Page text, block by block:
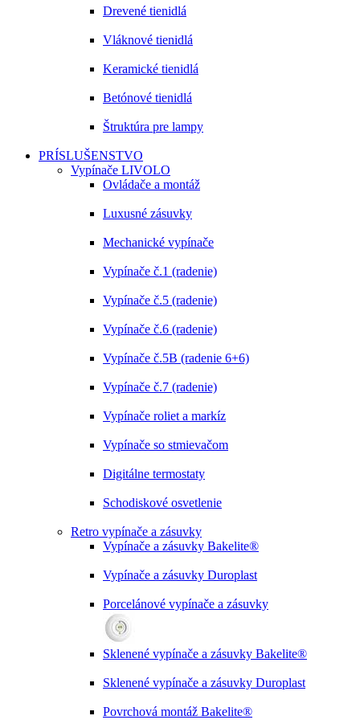
Drevené tienidlá
Vláknové tienidlá
Keramické tienidlá
Betónové tienidlá
Štruktúra pre lampy
PRÍSLUŠENSTVO
Vypínače LIVOLO
Ovládače a montáž
Luxusné zásuvky
Mechanické vypínače
Vypínače č.1 (radenie)
Vypínače č.5 (radenie)
Vypínače č.6 (radenie)
Vypínače č.5B (radenie 6+6)
Vypínače č.7 (radenie)
Vypínače roliet a markíz
Vypínače so stmievačom
Digitálne termostaty
Schodiskové osvetlenie
Retro vypínače a zásuvky
Vypínače a zásuvky Bakelite®
Vypínače a zásuvky Duroplast
Porcelánové vypínače a zásuvky
Sklenené vypínače a zásuvky Bakelite®
Sklenené vypínače a zásuvky Duroplast
Povrchová montáž Bakelite®